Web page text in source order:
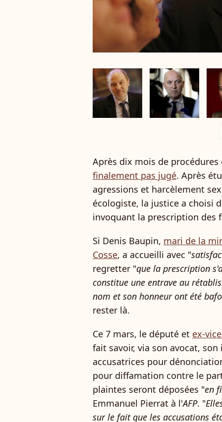
Après dix mois de procédures
finalement pas jugé. Après
agressions et harcèlement
écologiste, la justice a choisi
invoquant la prescription des
Si Denis Baupin, mari de la
Cosse, a accueilli avec "
regretter "que la prescription
constitue une entrave au
nom et son honneur ont été
rester là.
Ce 7 mars, le député et ex-
fait savoir, via son avocat,
accusatrices pour
pour diffamation contre le
plaintes seront déposées "en
Emmanuel Pierrat à l'AFP. "
sur le fait que les accusations